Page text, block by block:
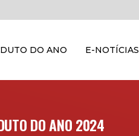
DO ANO E-NOTÍCIAS
DO ANO 2024